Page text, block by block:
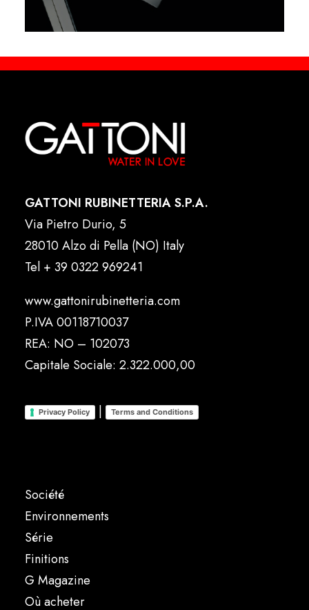
GATTONI RUBINETTERIA S.P.A.
Via Pietro Durio, 5
28010 Alzo di Pella (NO) Italy
Tel + 39 0322 969241
www.gattonirubinetteria.com
P.IVA 00118710037
REA: NO – 102073
Capitale Sociale: 2.322.000,00
Privacy Policy | Terms and Conditions
Société
Environnements
Série
Finitions
G Magazine
Où acheter